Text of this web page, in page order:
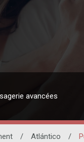
avancées
/ Atlántico /